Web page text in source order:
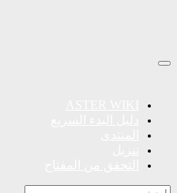
ASTER WIKI
دليل البدء السريع
المنتدى
تنزيل
التحقق من المفتاح